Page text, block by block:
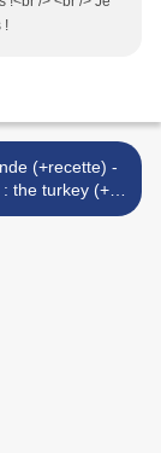
!
(+recette) -
the turkey (+
recipe) >